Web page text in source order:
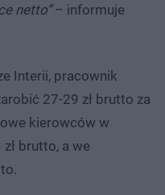
netto”– informuje
Interii, pracownik
27-29 zł brutto za
kierowców w
brutto, a we